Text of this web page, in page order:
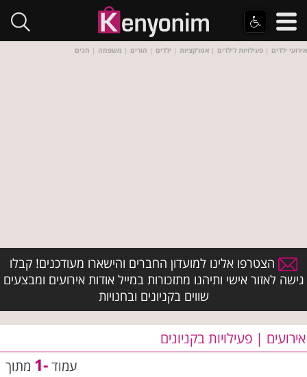
אירועי ילדים | פעילויות לילדים | אטרקציות | ילדים | הורים | משפחה | חגים
הצטרפו אלינו למועדון החברים והישארו מעודכנים! קבלו
גישה לאזור אישי ותיהנו מתזכורות במייל אודות אירועים ומבצעים
שווים בקניונים ובחנויות
אירועים | פעילויות בקניונים
עמוד-1 מתוך